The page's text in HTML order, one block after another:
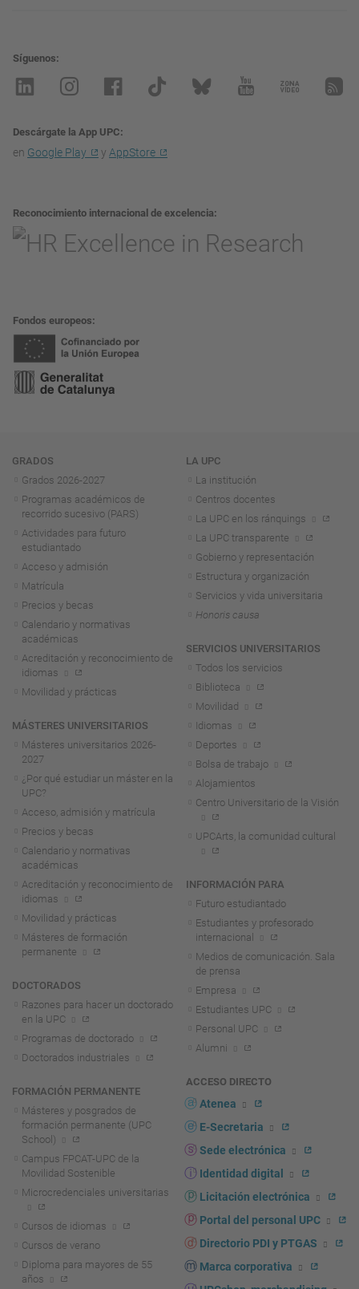
Síguenos
Descárgate la App UPC
en Google Play y AppStore
Reconocimiento internacional de excelencia
Fondos europeos
Navegación
GRADOS
Grados 2026-2027
Programas académicos de
recorrido sucesivo (PARS)
Actividades para futuro
estudiantado
Acceso y admisión
Matrícula
Precios y becas
Calendario y normativas
académicas
Acreditación y reconocimiento de
idiomas
Movilidad y prácticas
MÁSTERES UNIVERSITARIOS
Másteres universitarios 2026-
2027
¿Por qué estudiar un máster en la
UPC?
Acceso, admisión y matrícula
Precios y becas
Calendario y normativas
académicas
Acreditación y reconocimiento de
idiomas
Movilidad y prácticas
Másteres de formación
permanente
DOCTORADOS
Razones para hacer un doctorado
en la UPC
Programas de doctorado
Doctorados industriales
FORMACIÓN PERMANENTE
Másteres y posgrados de
formación permanente (UPC
School)
Campus FPCAT-UPC de la
Movilidad Sostenible
Microcredenciales universitarias
Cursos de idiomas
Cursos de verano
Diploma para mayores de 55
años
LA UPC
La institución
Centros docentes
La UPC en los ránquings
La UPC transparente
Gobierno y representación
Estructura y organización
Servicios y vida universitaria
Honoris causa
SERVICIOS UNIVERSITARIOS
Todos los servicios
Biblioteca
Movilidad
Idiomas
Deportes
Bolsa de trabajo
Alojamientos
Centro Universitario de la Visión
UPCArts, la comunidad cultural
INFORMACIÓN PARA
Futuro estudiantado
Estudiantes y profesorado
internacional
Medios de comunicación. Sala
de prensa
Empresa
Estudiantes UPC
Personal UPC
Alumni
ACCESO DIRECTO
Atenea
E-Secretaria
Sede electrónica
Identidad digital
Licitación electrónica
Portal del personal UPC
Directorio PDI y PTGAS
Marca corporativa